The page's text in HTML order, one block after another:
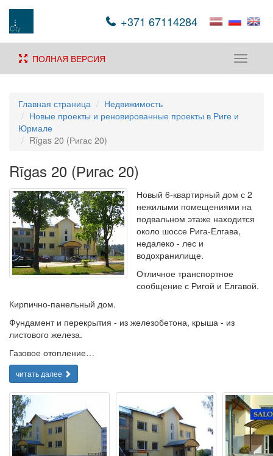
+371 67114284
Toggle
ПОЛНАЯ ВЕРСИЯ
Главная страница
Недвижимость
Новые проекты и реновированные проекты в Риге и
Юрмале
Rīgas 20 (Ригас 20)
Rīgas 20 (Ригас 20)
Новый 6-квартирный дом с 2
нежилыми помещениями на
подвальном этаже находится
около шоссе Рига-Елгава,
недалеко - лес и
водохранилище.
Отличное транспортное
сообщение с Ригой и Елгавой.
Кирпично-панельный дом.
Фундамент и перекрытия - из железобетона, крыша - из
листового железа.
Газовое отопление…
читать далее